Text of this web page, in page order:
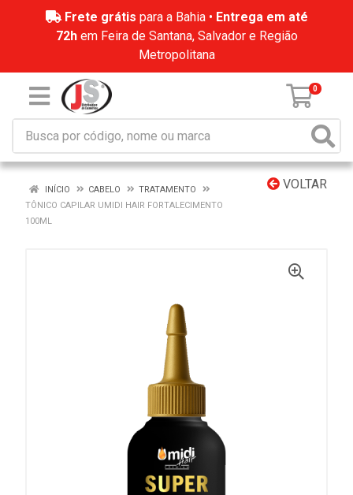
Frete grátis para a Bahia • Entrega em até
72hem Feira de Santana, Salvador e Região
Metropolitana
0
VOLTAR
INÍCIO CABELO
TRATAMENTO
TÔNICO CAPILAR UMIDI HAIR FORTALECIMENTO
100ML